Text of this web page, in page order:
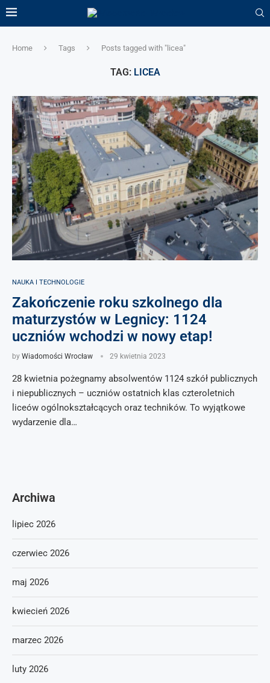
Home Tags Posts tagged with "licea"
TAG: LICEA
NAUKA I TECHNOLOGIE
Zakończenie roku szkolnego dla
maturzystów w Legnicy: 1124
uczniów wchodzi w nowy etap!
by Wiadomości Wrocław 29 kwietnia 2023
28 kwietnia pożegnamy absolwentów 1124 szkół publicznych
i niepublicznych – uczniów ostatnich klas czteroletnich
liceów ogólnokształcących oraz techników. To wyjątkowe
wydarzenie dla…
Archiwa
lipiec 2026
czerwiec 2026
maj 2026
kwiecień 2026
marzec 2026
luty 2026